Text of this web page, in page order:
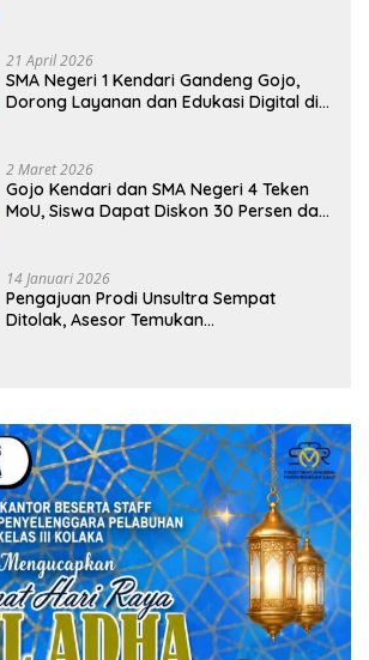
21 April 2026
SMA Negeri 1 Kendari Gandeng Gojo,
Dorong Layanan dan Edukasi Digital di
2 Maret 2026
Gojo Kendari dan SMA Negeri 4 Teken
MoU, Siswa Dapat Diskon 30 Persen dan
14 Januari 2026
Pengajuan Prodi Unsultra Sempat
Ditolak, Asesor Temukan